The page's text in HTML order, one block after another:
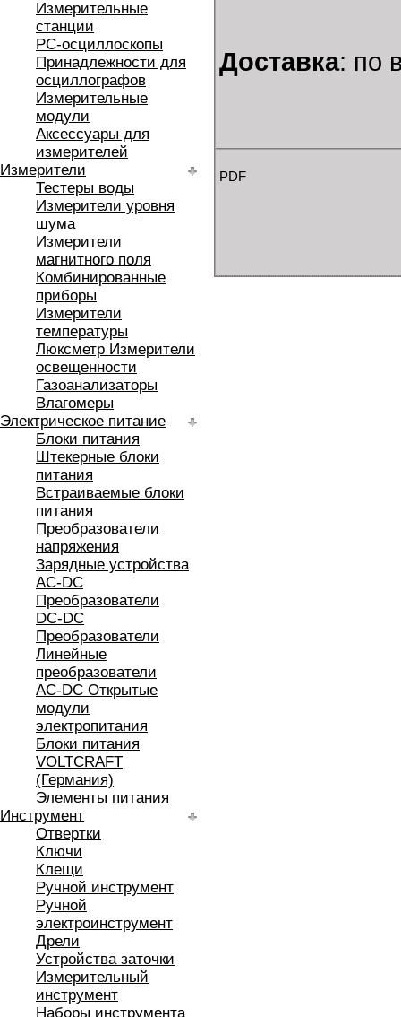
Измерительные
станции
РС-осциллоскопы
Принадлежности для
осциллографов
Измерительные
модули
Аксессуары для
измерителей
Измерители
Тестеры воды
Измерители уровня
шума
Измерители
магнитного поля
Комбинированные
приборы
Измерители
температуры
Люксметр Измерители
освещенности
Газоанализаторы
Влагомеры
Электрическое питание
Блоки питания
Штекерные блоки
питания
Встраиваемые блоки
питания
Преобразователи
напряжения
Зарядные устройства
AC-DC
Преобразователи
DC-DC
Преобразователи
Линейные
преобразователи
AC-DC Открытые
модули
электропитания
Блоки питания
VOLTCRAFT
(Германия)
Элементы питания
Инструмент
Отвертки
Ключи
Клещи
Ручной инструмент
Ручной
электроинструмент
Дрели
Устройства заточки
Измерительный
инструмент
Наборы инструмента
Доставка: по
PDF